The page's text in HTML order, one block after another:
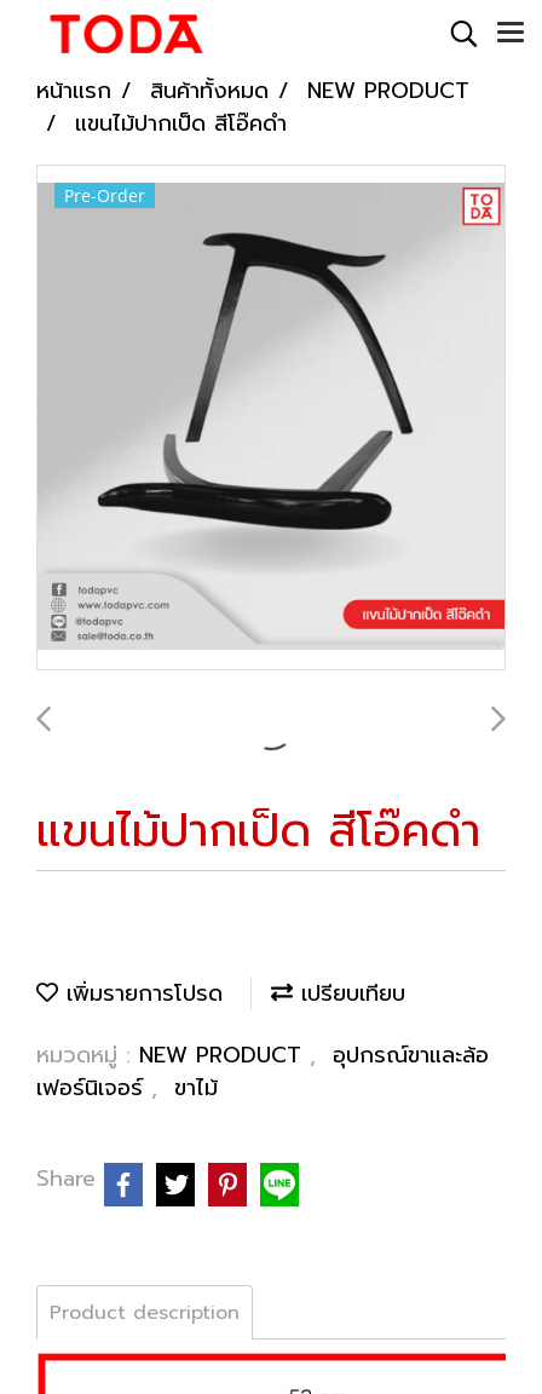
หน้าแรก สินค้าทั้งหมด
NEW PRODUCT
แขนไม้ปากเป็ด สีโอ๊คดำ
Pre-Order
แขนไม้ปากเป็ด สีโอ๊คดำ
เพิ่มรายการโปรด
เปรียบเทียบ
หมวดหมู่ : NEW PRODUCT , อุปกรณ์ขาและล้อ
เฟอร์นิเจอร์ , ขาไม้
Share
Product description